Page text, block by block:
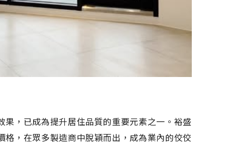
，已成為提升居住品質的重要元素之一。裕盛
，在眾多製造商中脫穎而出，成為業內的佼佼